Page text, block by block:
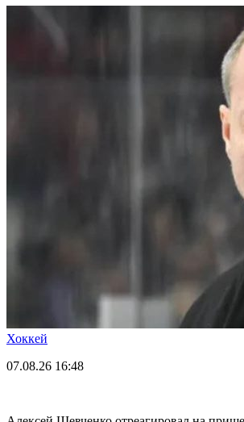
Хоккей
07.08.26 16:48